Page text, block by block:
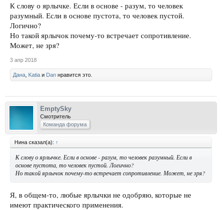
К слову о ярлычке. Если в основе - разум, то человек
разумный. Если в основе пустота, то человек пустой.
Логично?
Но такой ярлычок почему-то встречает сопротивление.
Может, не зря?
3 апр 2018
Дана Katia и Dan нравится это.
EmptySky
Смотритель
Команда форума
Нина сказал(а): ↑
К слову о ярлычке. Если в основе - разум, то человек разумный. Если в
основе пустота, то человек пустой. Логично?
Но такой ярлычок почему-то встречает сопротивление. Может, не зря?
Я, в общем-то, любые ярлычки не одобряю, которые не
имеют практического применения.